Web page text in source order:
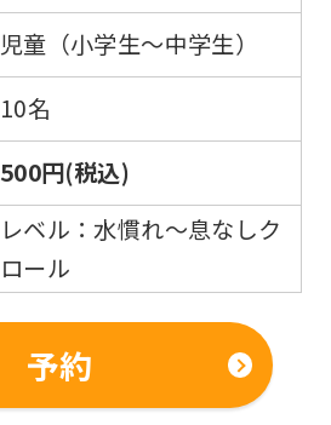
児童（小学生～中学生）
10名
500円(税込)
レベル：水慣れ～息なしク
ロール
予約
translation.
The
may
differ
from
the
original
content.
We
ask